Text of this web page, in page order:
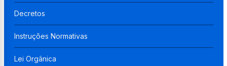
Decretos
Instruções Normativas
Lei Orgânica